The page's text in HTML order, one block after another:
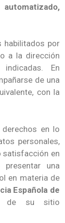
habilitados por
a la dirección
En
de una
con la
en lo
personales,
satisfacción en
una
en materia de
Española de
su sitio